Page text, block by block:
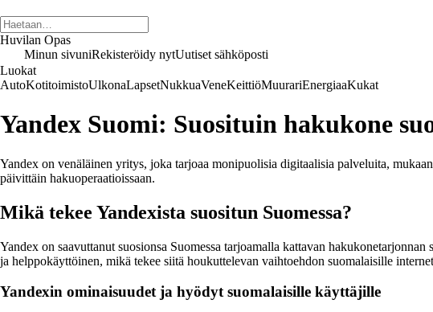
Huvilan Opas
Minun sivuniRekisteröidy nytUutiset sähköposti
Luokat
AutoKotitoimistoUlkonaLapsetNukkuaVeneKeittiöMuurariEnergiaaKukat
Yandex Suomi: Suosituin hakukone
Yandex on venäläinen yritys, joka tarjoaa monipuolisia digitaalisia palveluita,
päivittäin hakuoperaatioissaan.
Mikä tekee Yandexista suositun Suomessa?
Yandex on saavuttanut suosionsa Suomessa tarjoamalla kattavan
ja helppokäyttöinen, mikä tekee siitä houkuttelevan vaihtoehdon suomalaisille
Yandexin ominaisuudet ja hyödyt suomalaisille käyttäjille